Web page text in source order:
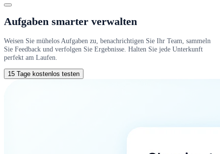
Aufgaben smarter verwalten
Weisen Sie mühelos Aufgaben zu, benachrichtigen Sie Ihr Team, sammeln
Sie Feedback und verfolgen Sie Ergebnisse. Halten Sie jede Unterkunft
perfekt am Laufen.
15 Tage kostenlos testen